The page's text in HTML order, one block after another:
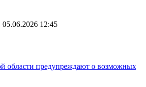
05.06.2026 12:45
области предупреждают о возможных